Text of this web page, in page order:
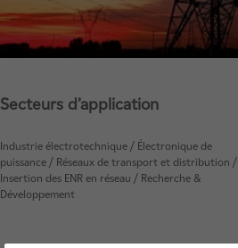
Secteurs d’application
Industrie électrotechnique / Électronique de
puissance / Réseaux de transport et distribution /
Insertion des ENR en réseau / Recherche &
Développement